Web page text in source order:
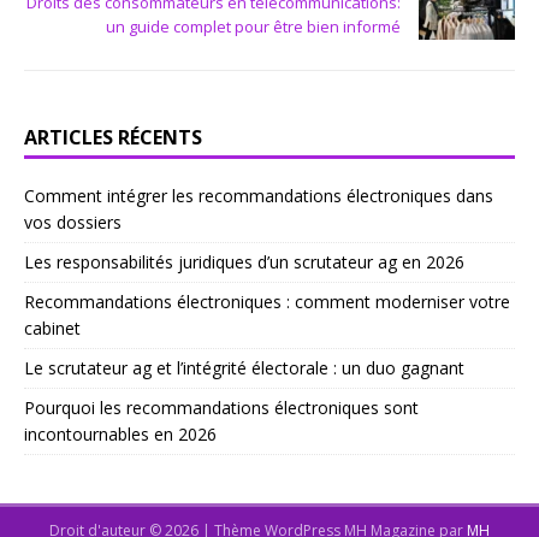
un guide complet pour être bien informé
ARTICLES RÉCENTS
Comment intégrer les recommandations électroniques dans
vos dossiers
Les responsabilités juridiques d’un scrutateur ag en 2026
Recommandations électroniques : comment moderniser votre
cabinet
Le scrutateur ag et l’intégrité électorale : un duo gagnant
Pourquoi les recommandations électroniques sont
incontournables en 2026
Droit d'auteur © 2026 | Thème WordPress MH Magazine par MH